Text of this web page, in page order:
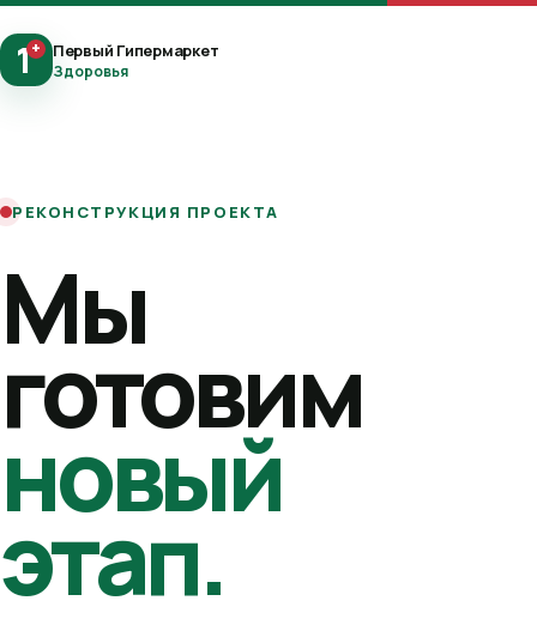
1+ Первый Гипермаркет
Здоровья
РЕКОНСТРУКЦИЯ ПРОЕКТА
Мы
готовим
новый
этап.